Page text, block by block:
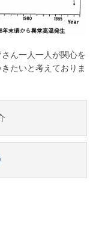
ん一人一人が関心を
たいと考えておりま